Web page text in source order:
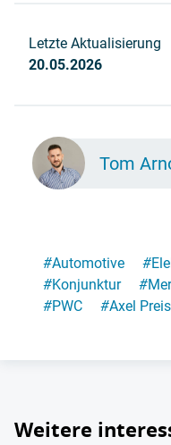
Letzte Aktualisierung
20.05.2026
Tom
#Automotive #
#Konjunktur #
#PWC #Axel
Weitere